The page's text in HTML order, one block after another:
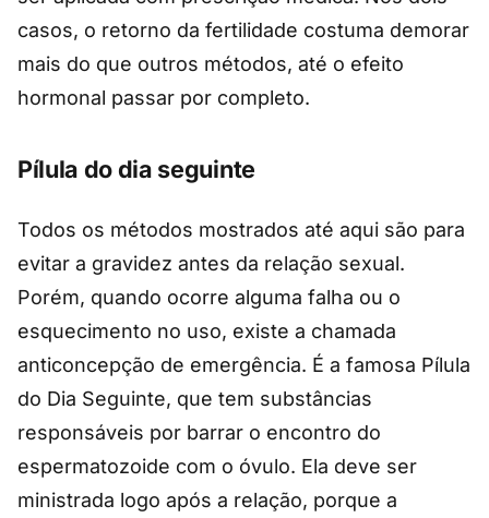
casos, o retorno da fertilidade costuma demorar
mais do que outros métodos, até o efeito
hormonal passar por completo.
Pílula do dia seguinte
Todos os métodos mostrados até aqui são para
evitar a gravidez antes da relação sexual.
Porém, quando ocorre alguma falha ou o
esquecimento no uso, existe a chamada
anticoncepção de emergência. É a famosa Pílula
do Dia Seguinte, que tem substâncias
responsáveis por barrar o encontro do
espermatozoide com o óvulo. Ela deve ser
ministrada logo após a relação, porque a